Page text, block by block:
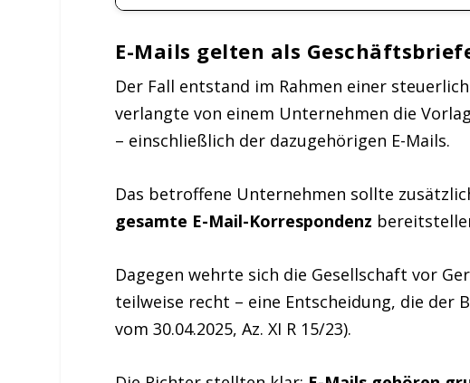
E-Mails gelten als
Der Fall entstand im Rahmen einer
verlangte von einem Unternehmen die
– einschließlich der dazugehörigen E-Mails.
Das betroffene Unternehmen sollte
gesamte E-Mail-Korrespondenz
Dagegen wehrte sich die Gesellschaft vor
teilweise recht – eine Entscheidung, die der
vom 30.04.2025, Az. XI R 15/23).